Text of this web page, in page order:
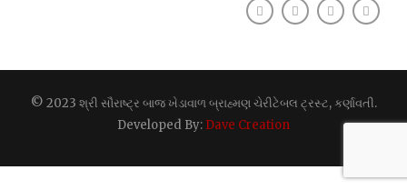
© 2023 શ્રી સૌરાષ્ટ્ર બાજ ખેડાવાળ બ્રાહ્મણ ચેરીટેબલ ટ્રસ્ટ, કર્ણાવતી.
Developed By: Dave Creation